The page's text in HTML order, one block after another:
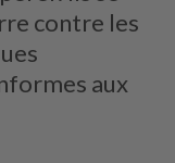
contre les
aux